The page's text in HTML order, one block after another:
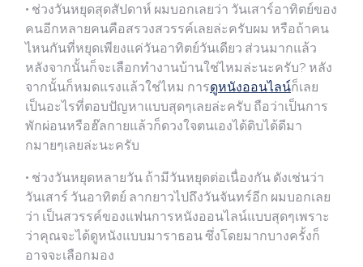
• ช่วงวันหยุดสุดสัปดาห์ ผมบอกเลยว่า วันเสาร์อาทิตย์ของ
คนอีกหลายคนคือสรวงสวรรค์เลยล่ะครับผม หรือถ้าคน
ไหนกันที่หยุดเพียงแค่วันอาทิตย์วันเดียว ส่วนมากแล้ว
หลังจากนั้นก็จะเลือกทำงานบ้านใช่ไหมล่ะนะครับ? หลัง
จากนั้นก็หมดแรงแล้วใช่ไหม การดูหนังออนไลน์ก็เลย
เป็นอะไรที่ตอบปัญหาแบบสุดๆเลยล่ะครับ ถือว่าเป็นการ
พักผ่อนหรือฮ๊ลกายแล้วก็ดวงใจตนเองได้ดิบได้ดีมา
กมายๆเลยล่ะนะครับ
• ช่วงวันหยุดหลายวัน ถ้ามีวันหยุดต่อเนื่องกัน ดังเช่นว่า
วันเสาร์ วันอาทิตย์ ลากยาวไปถึงวันจันทร์อีก ผมบอกเลย
ว่า เป็นสวรรค์ของแฟนการหนังออนไลน์แบบสุดๆเพราะ
ว่าคุณจะได้ดูหนังแบบมาราธอน ซึ่งโดยมากบางครั้งก็
อาจจะเลือกมอง